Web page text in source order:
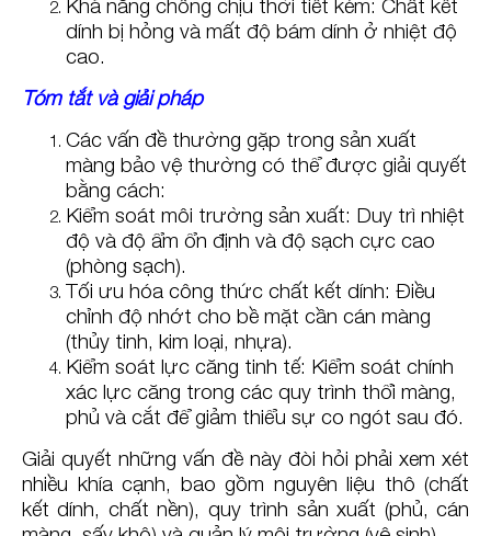
Khả năng chống chịu thời tiết kém: Chất kết
dính bị hỏng và mất độ bám dính ở nhiệt độ
cao.
Tóm tắt và giải pháp
Các vấn đề thường gặp trong sản xuất
màng bảo vệ thường có thể được giải quyết
bằng cách:
Kiểm soát môi trường sản xuất: Duy trì nhiệt
độ và độ ẩm ổn định và độ sạch cực cao
(phòng sạch).
Tối ưu hóa công thức chất kết dính: Điều
chỉnh độ nhớt cho bề mặt cần cán màng
(thủy tinh, kim loại, nhựa).
Kiểm soát lực căng tinh tế: Kiểm soát chính
xác lực căng trong các quy trình thổi màng,
phủ và cắt để giảm thiểu sự co ngót sau đó.
Giải quyết những vấn đề này đòi hỏi phải xem xét
nhiều khía cạnh, bao gồm nguyên liệu thô (chất
kết dính, chất nền), quy trình sản xuất (phủ, cán